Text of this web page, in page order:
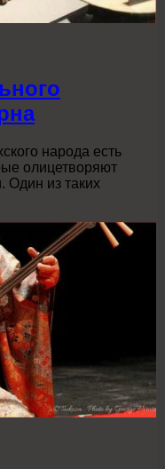
народа есть
олицетворяют
Один из таких